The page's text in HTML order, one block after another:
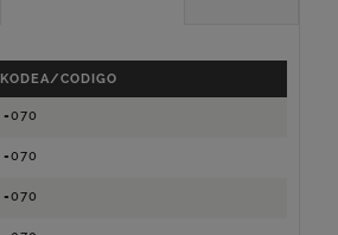
KODEA/CODIGO
=070
=070
=070